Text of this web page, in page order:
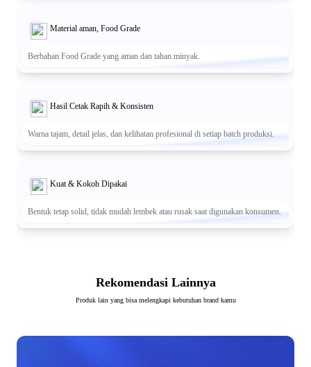
Material aman, Food Grade
Berbahan Food Grade yang aman dan tahan minyak.
Hasil Cetak Rapih & Konsisten
Warna tajam, detail jelas, dan kelihatan profesional di setiap batch produksi.
Kuat & Kokoh Dipakai
Bentuk tetap solid, tidak mudah lembek atau rusak saat digunakan konsumen.
Rekomendasi Lainnya
Produk lain yang bisa melengkapi kebutuhan brand kamu